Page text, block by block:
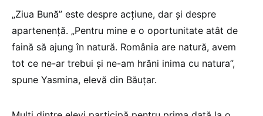
„Ziua Bună” este despre acțiune, dar și despre
apartenență. „Pentru mine e o oportunitate atât de
faină să ajung în natură. România are natură, avem
tot ce ne-ar trebui și ne-am hrăni inima cu natura”,
spune Yasmina, elevă din Băuțar.